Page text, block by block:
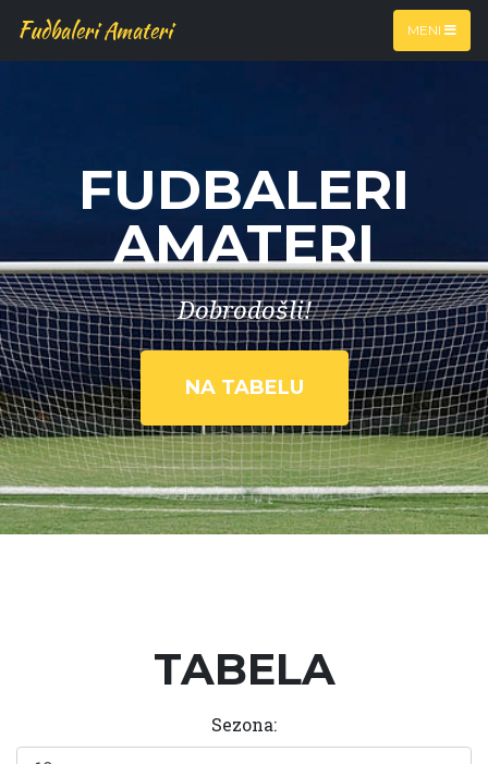
Fudbaleri Amateri MENI
FUDBALERI
AMATERI
Dobrodošli!
NA TABELU
TABELA
Sezona: